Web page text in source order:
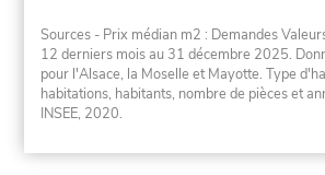
Sources - Prix médian m2 : Demandes
12 derniers mois au 31 décembre 2025.
pour l'Alsace, la Moselle et Mayotte. Type
habitations, habitants, nombre de pièces et
INSEE, 2020.